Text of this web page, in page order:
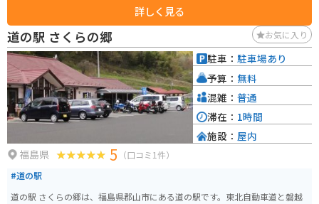
夏は涼しく冬は暖かい自然のクーラーとなっています。洞内の光と影が織り
なす幻想的な景観や、自然が創り出したアートを体験できます。売店やお土
産も売っています。近くに星を観察するための展望台があるので合わせて訪
れるのがオススメです。 ■ 入場料 大人 (高校生以上) 1,200円 中人 (中学生) 8
00円 小人 (小学生) 600円
詳しく見る
道の駅 さくらの郷 お気に入り
福島県 5 （口コミ1件）
#道の駅
道の駅 さくらの郷は、福島県郡山市にある道の駅です。東北自動車道と磐越
駐車： 駐車場あり
予算： 無料
混雑： 普通
滞在： 1時間
施設： 屋内